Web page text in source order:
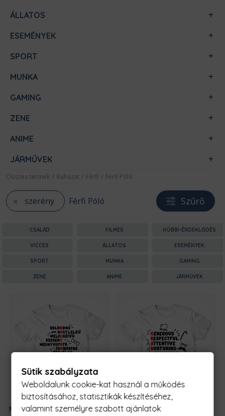
ÁLLATOS
ESEMÉNYEK
SPORT
MUNKA
GAMING
ZENE
ANIME
JÁRMŰVEK
Összes termék / Ruházat / Férfi / Férfi Póló
szerény Férfi Póló Szűrő
CSALÁD FILMES HOBBI-ÉRDEKLŐDÉS
VICCES ÁLLATOS ESEMÉNYEK
SPORT MUNKA GAMING
ZENE ANIME JÁRMŰVEK
Nagyapa -
5990 Ft-
Nagyapa -
Sütik szabályzata
Weboldalunk cookie-kat használ a működés
biztosításához, statisztikák készítéséhez,
valamint személyre szabott ajánlatok